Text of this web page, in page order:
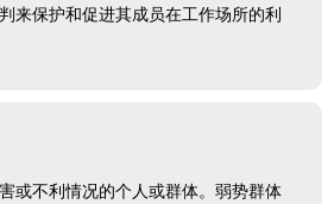
来保护和促进其成员在工作场所的利
或不利情况的个人或群体。弱势群体